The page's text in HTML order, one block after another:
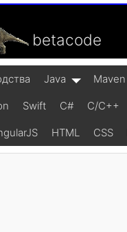
betacode
Java Maven
Swift C# C/C++
HTML CSS